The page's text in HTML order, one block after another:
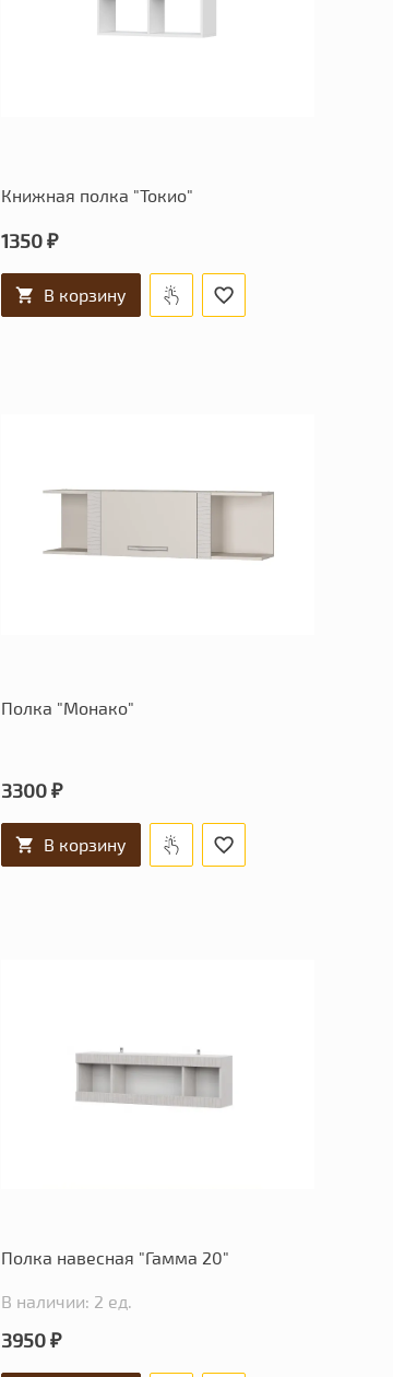
Книжная полка "Токио"
1350 ₽
В корзину
Полка "Монако"
3300 ₽
В корзину
Полка навесная "Гамма 20"
В наличии: 2 ед.
3950 ₽